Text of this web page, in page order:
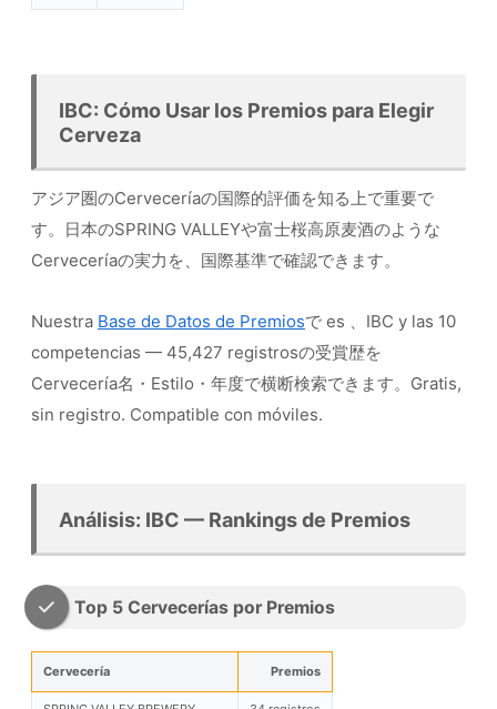
IBC: Cómo Usar los Premios para Elegir
Cerveza
アジア圏のCerveceríaの国際的評価を知る上で重要で
す。日本のSPRING VALLEYや富士桜高原麦酒のような
Cerveceríaの実力を、国際基準で確認できます。
Nuestra Base de Datos de Premiosで es 、IBC y las 10
competencias — 45,427 registrosの受賞歴を
Cervecería名・Estilo・年度で横断検索できます。Gratis,
sin registro. Compatible con móviles.
Análisis: IBC — Rankings de Premios
Top 5 Cervecerías por Premios
Cervecería Premios